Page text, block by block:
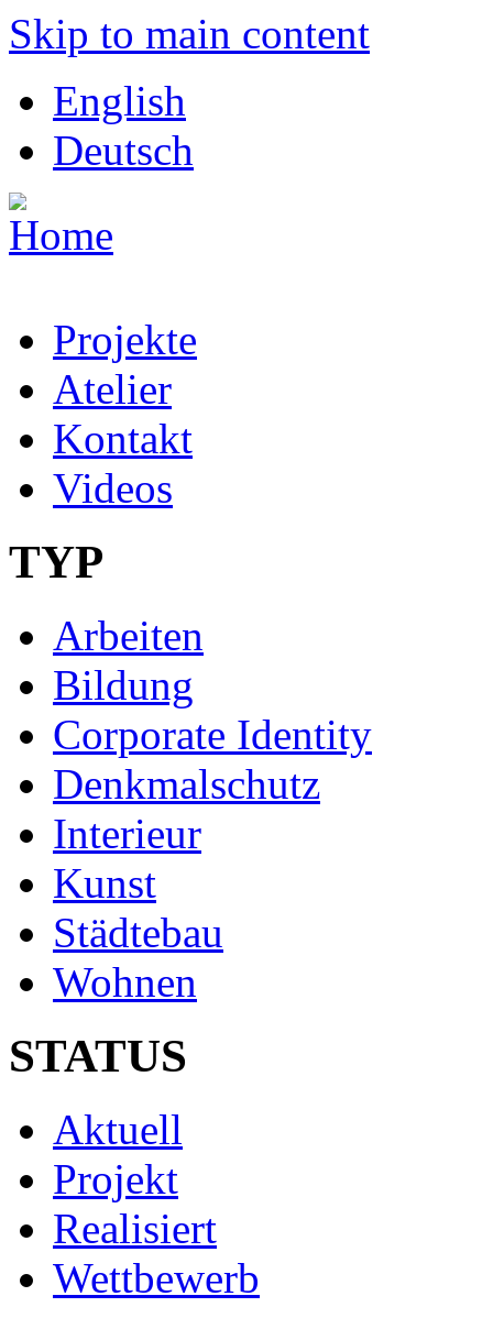
Skip to main content
English
Deutsch
Projekte
Atelier
Kontakt
Videos
TYP
Arbeiten
Bildung
Corporate Identity
Denkmalschutz
Interieur
Kunst
Städtebau
Wohnen
STATUS
Aktuell
Projekt
Realisiert
Wettbewerb